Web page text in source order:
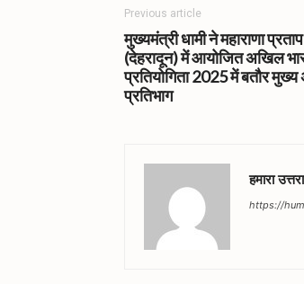
Previous article
मुख्यमंत्री धामी ने महाराणा
(देहरादून) में आयोजित अखिल
प्रतियोगिता 2025 में बतौर मुख्य
प्रतिभाग
हमारा
https://